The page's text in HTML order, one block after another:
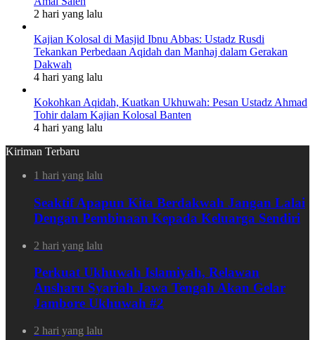
2 hari yang lalu
Kajian Kolosal di Masjid Ibnu Abbas: Ustadz Rusdi
Tekankan Perbedaan Aqidah dan Manhaj dalam Gerakan
Dakwah
4 hari yang lalu
Kokohkan Aqidah, Kuatkan Ukhuwah: Pesan Ustadz Ahmad
Tohir dalam Kajian Kolosal Banten
4 hari yang lalu
Kiriman Terbaru
1 hari yang lalu
Seaktif Apapun Kita Berdakwah Jangan Lalai
Dengan Pembinaan Kepada Keluarga Sendiri
2 hari yang lalu
Perkuat Ukhuwah Islamiyah, Relawan
Ansharu Syariah Jawa Tengah Akan Gelar
Jambore Ukhuwah #2
2 hari yang lalu